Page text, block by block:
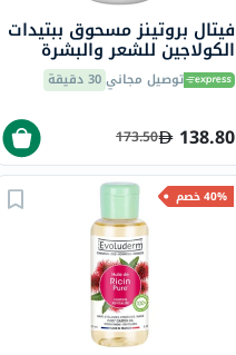
فيتال بروتينز مسحوق ببتيدات
الكولاجين للشعر والبشرة
والأظافر 284 جرامتوصيل مجاني30 دقيقة
138.80
173.50
40% خصم